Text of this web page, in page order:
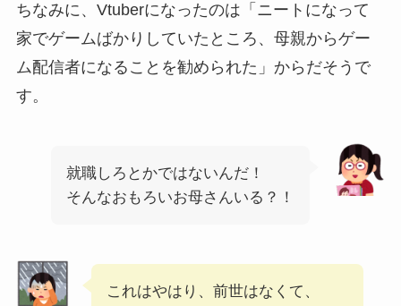
ちなみに、Vtuberになったのは「ニートになって
家でゲームばかりしていたところ、母親からゲー
ム配信者になることを勧められた」からだそうで
す。
就職しろとかではないんだ！
そんなおもろいお母さんいる？！
これはやはり、前世はなくて、